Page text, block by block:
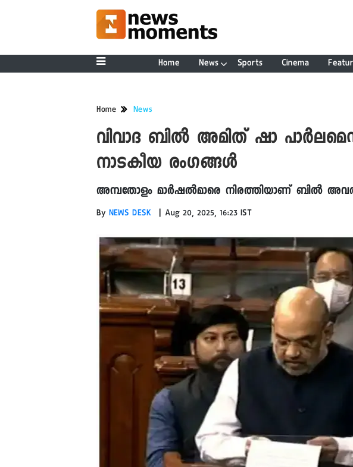
Home News Sports Cinema
Home News
വിവാദ ബിൽ അമിത് ഷാ
നാടകീയ രം​ഗങ്ങൾ
അമ്പതോളം മാർഷൽമാരെ നിരത്തിയാണ് ബിൽ
By NEWS DESK | Aug 20, 2025, 16:23 IST